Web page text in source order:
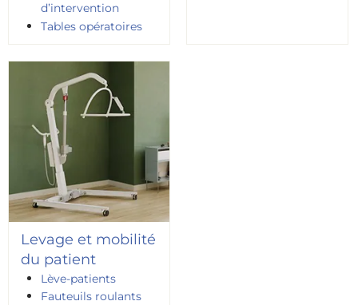
d’intervention
Tables opératoires
Levage et mobilité
du patient
Lève-patients
Fauteuils roulants